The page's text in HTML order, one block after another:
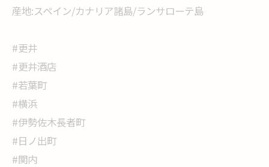
産地:スペイン/カナリア諸島/ランサローテ島
#更井
#更井酒店
#若葉町
#横浜
#伊勢佐木長者町
#日ノ出町
#関内